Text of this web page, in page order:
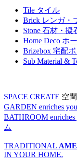
Tile タイル
Brick レンガ・
Stone 石材・擬
Home Deco ホ
Brizebox 宅配
Sub Material &
SPACE CREATE 空
GARDEN enriches
BATHROOM enriches
ム
TRADITIONAL
IN YOUR HOME.